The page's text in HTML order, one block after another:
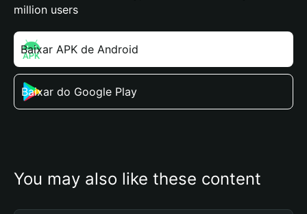
million users
Baixar APK de Android
Baixar do Google Play
You may also like these content